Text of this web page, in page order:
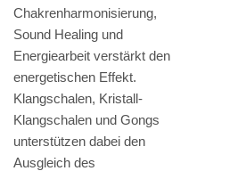
Chakrenharmonisierung,
Sound Healing und
Energiearbeit verstärkt den
energetischen Effekt.
Klangschalen, Kristall-
Klangschalen und Gongs
unterstützen dabei den
Ausgleich des